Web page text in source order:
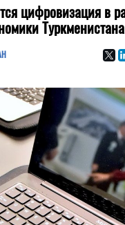
цифровизация в
Туркменистана